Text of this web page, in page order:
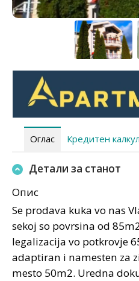
Оглас Кредитен
Детали за станот
Опис
Se prodava kuka vo nas
sekoj so povrsina od
legalizacija vo potkrovje
adaptiran i namesten za
mesto 50m2. Uredna